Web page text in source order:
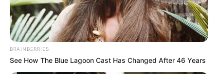
personnalisablesavec une option mixte pour
maximiser vos chances de gagner.
BRAINBERRIES
See How The Blue Lagoon Cast Has Changed After 46 Years